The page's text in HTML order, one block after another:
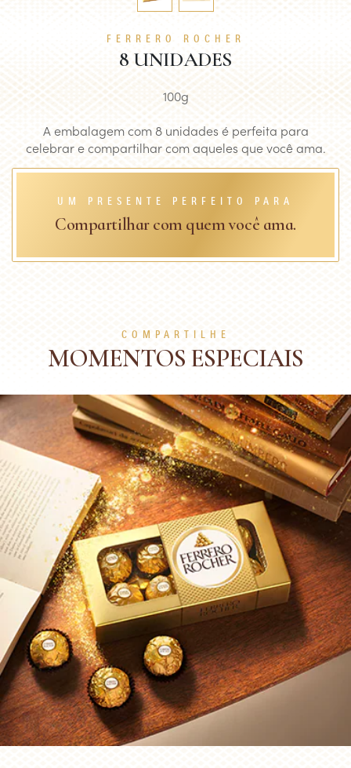
FERRERO ROCHER
8 UNIDADES
100g
A embalagem com 8 unidades é perfeita para
celebrar e compartilhar com aqueles que você ama.
UM PRESENTE PERFEITO PARA
Compartilhar com quem você ama.
COMPARTILHE
MOMENTOS ESPECIAIS